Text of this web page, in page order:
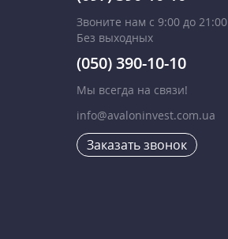
Звоните нам с 9:00 до 21:00
Без выходных
(050) 390-10-10
Мы всегда на связи!
info@avaloninvest.com.ua
Заказать звонок